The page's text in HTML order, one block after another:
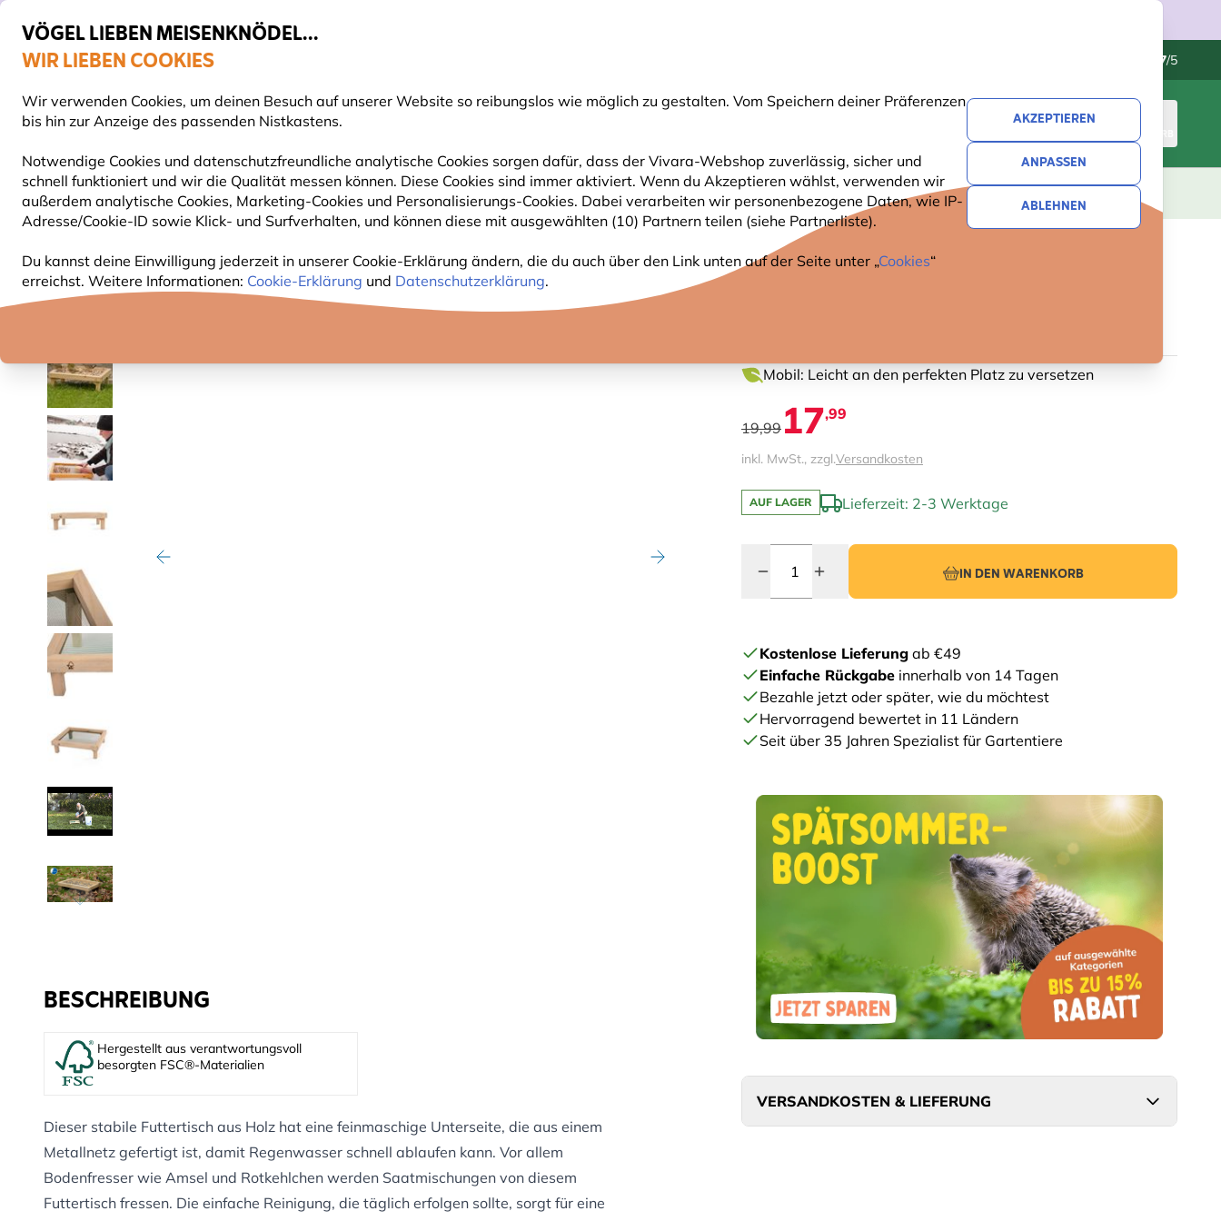
VÖGEL LIEBEN MEISENKNÖDEL...
WIR LIEBEN COOKIES
Wir verwenden Cookies, um deinen Besuch auf unserer Website so reibungslos wie möglich zu gestalten. Vom Speichern deiner Präferenzen
bis hin zur Anzeige des passenden Nistkastens.
Notwendige Cookies und datenschutzfreundliche analytische Cookies sorgen dafür, dass der Vivara-Webshop zuverlässig, sicher und
schnell funktioniert und wir die Qualität messen können. Diese Cookies sind immer aktiviert. Wenn du Akzeptieren wählst, verwenden wir
außerdem analytische Cookies, Marketing-Cookies und Personalisierungs-Cookies. Dabei verarbeiten wir personenbezogene Daten, wie IP-
Adresse/Cookie-ID sowie Klick- und Surfverhalten, und können diese mit ausgewählten (10) Partnern teilen (siehe Partnerliste).
Du kannst deine Einwilligung jederzeit in unserer Cookie-Erklärung ändern, die du auch über den Link unten auf der Seite unter „Cookies“
erreichst. Weitere Informationen: Cookie-Erklärung und Datenschutzerklärung.
AKZEPTIEREN
ANPASSEN
ABLEHNEN
Gratis Versand ab 49 € 4.7/5
Suche
WARENKORB
VOGELFUTTER FUTTERHÄUSER NISTKÄSTEN GARTENTIERE PFLANZEN NATURBEOBACHTUNG GESCHENKE NEUHEITEN ANGEBOTE
10% RABATT
Mobil: Leicht an den perfekten Platz zu versetzen
19,99 17,99
inkl. MwSt., zzgl.Versandkosten
AUF LAGER Lieferzeit: 2-3 Werktage
IN DEN WARENKORB
Kostenlose Lieferung ab €49
Einfache Rückgabe innerhalb von 14 Tagen
Bezahle jetzt oder später, wie du möchtest
Hervorragend bewertet in 11 Ländern
Seit über 35 Jahren Spezialist für Gartentiere
VERSANDKOSTEN & LIEFERUNG
BESCHREIBUNG
Hergestellt aus verantwortungsvoll
besorgten FSC®-Materialien
Dieser stabile Futtertisch aus Holz hat eine feinmaschige Unterseite, die aus einem
Metallnetz gefertigt ist, damit Regenwasser schnell ablaufen kann. Vor allem
Bodenfresser wie Amsel und Rotkehlchen werden Saatmischungen von diesem
Futtertisch fressen. Die einfache Reinigung, die täglich erfolgen sollte, sorgt für eine